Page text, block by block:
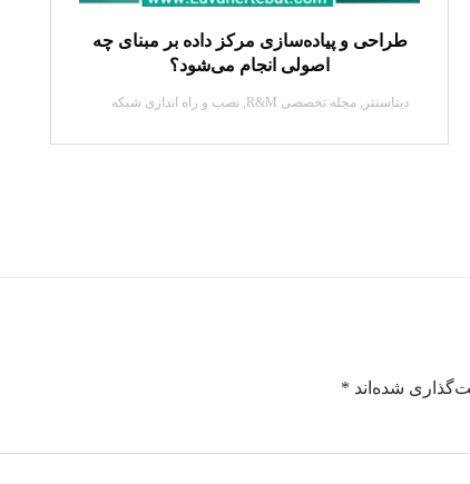
طراحی و پیاده‌سازی مرکز داده بر مبنای چه
اصولی انجام می‌شود؟
دیتاسنتر مجله تخصصی R&M نصب و راه اندازی شبکه
شده‌اند *